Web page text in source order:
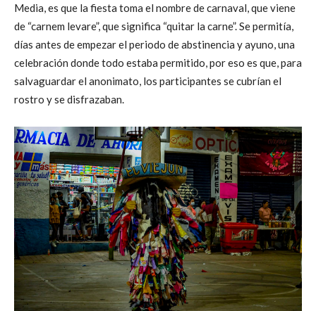
Media, es que la fiesta toma el nombre de carnaval, que viene
de “carnem levare”, que significa “quitar la carne”. Se permitía,
días antes de empezar el periodo de abstinencia y ayuno, una
celebración donde todo estaba permitido, por eso es que, para
salvaguardar el anonimato, los participantes se cubrían el
rostro y se disfrazaban.